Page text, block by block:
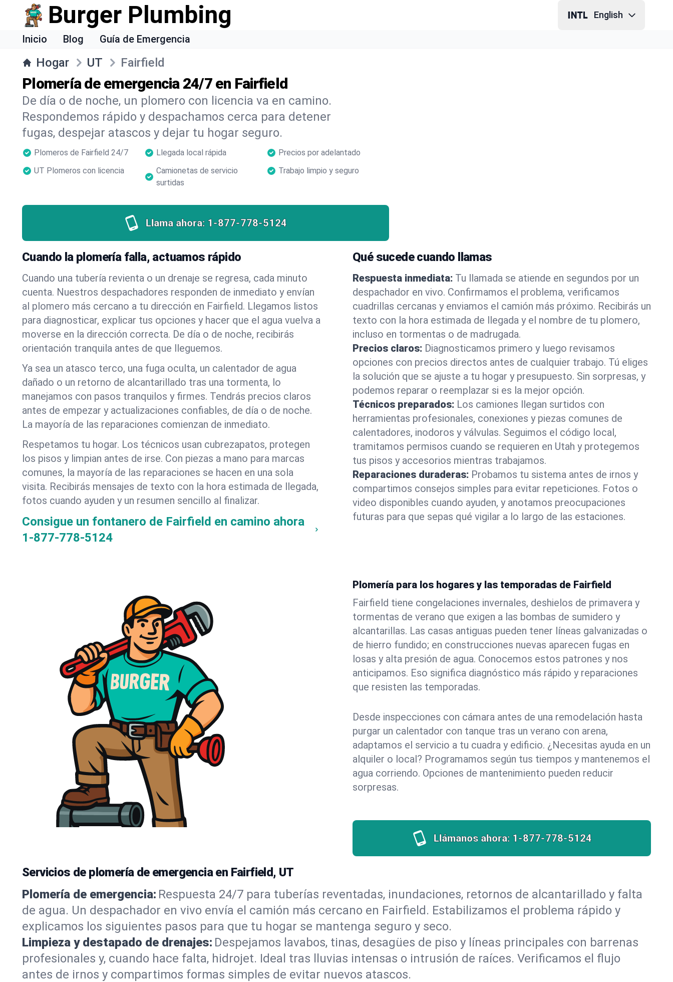
Burger Plumbing English
Inicio Blog Guía de Emergencia
Hogar UT Fairfield
Plomería de emergencia 24/7 en Fairfield
De día o de noche, un plomero con licencia va en camino.
Respondemos rápido y despachamos cerca para detener
fugas, despejar atascos y dejar tu hogar seguro.
Plomeros de Fairfield 24/7 Llegada local rápida
Precios por adelantado
UT Plomeros con licencia
Camionetas de servicio
surtidas
Trabajo limpio y seguro
Llama ahora: 1-877-778-5124
Cuando la plomería falla, actuamos rápido
Cuando una tubería revienta o un drenaje se regresa, cada minuto
cuenta. Nuestros despachadores responden de inmediato y envían
al plomero más cercano a tu dirección en Fairfield. Llegamos listos
para diagnosticar, explicar tus opciones y hacer que el agua vuelva a
moverse en la dirección correcta. De día o de noche, recibirás
orientación tranquila antes de que lleguemos.
Ya sea un atasco terco, una fuga oculta, un calentador de agua
dañado o un retorno de alcantarillado tras una tormenta, lo
manejamos con pasos tranquilos y firmes. Tendrás precios claros
antes de empezar y actualizaciones confiables, de día o de noche.
La mayoría de las reparaciones comienzan de inmediato.
Respetamos tu hogar. Los técnicos usan cubrezapatos, protegen
los pisos y limpian antes de irse. Con piezas a mano para marcas
comunes, la mayoría de las reparaciones se hacen en una sola
visita. Recibirás mensajes de texto con la hora estimada de llegada,
fotos cuando ayuden y un resumen sencillo al finalizar.
Consigue un fontanero de Fairfield en camino ahora
1-877-778-5124
Qué sucede cuando llamas
Respuesta inmediata: Tu llamada se atiende en segundos por un
despachador en vivo. Confirmamos el problema, verificamos
cuadrillas cercanas y enviamos el camión más próximo. Recibirás un
texto con la hora estimada de llegada y el nombre de tu plomero,
incluso en tormentas o de madrugada.
Precios claros: Diagnosticamos primero y luego revisamos
opciones con precios directos antes de cualquier trabajo. Tú eliges
la solución que se ajuste a tu hogar y presupuesto. Sin sorpresas, y
podemos reparar o reemplazar si es la mejor opción.
Técnicos preparados: Los camiones llegan surtidos con
herramientas profesionales, conexiones y piezas comunes de
calentadores, inodoros y válvulas. Seguimos el código local,
tramitamos permisos cuando se requieren en Utah y protegemos
tus pisos y accesorios mientras trabajamos.
Reparaciones duraderas: Probamos tu sistema antes de irnos y
compartimos consejos simples para evitar repeticiones. Fotos o
video disponibles cuando ayuden, y anotamos preocupaciones
futuras para que sepas qué vigilar a lo largo de las estaciones.
Plomería para los hogares y las temporadas de Fairfield
Fairfield tiene congelaciones invernales, deshielos de primavera y
tormentas de verano que exigen a las bombas de sumidero y
alcantarillas. Las casas antiguas pueden tener líneas galvanizadas o
de hierro fundido; en construcciones nuevas aparecen fugas en
losas y alta presión de agua. Conocemos estos patrones y nos
anticipamos. Eso significa diagnóstico más rápido y reparaciones
que resisten las temporadas.
Desde inspecciones con cámara antes de una remodelación hasta
purgar un calentador con tanque tras un verano con arena,
adaptamos el servicio a tu cuadra y edificio. ¿Necesitas ayuda en un
alquiler o local? Programamos según tus tiempos y mantenemos el
agua corriendo. Opciones de mantenimiento pueden reducir
sorpresas.
Llámanos ahora: 1-877-778-5124
Servicios de plomería de emergencia en Fairfield, UT
Plomería de emergencia: Respuesta 24/7 para tuberías reventadas, inundaciones, retornos de alcantarillado y falta
de agua. Un despachador en vivo envía el camión más cercano en Fairfield. Estabilizamos el problema rápido y
explicamos los siguientes pasos para que tu hogar se mantenga seguro y seco.
Limpieza y destapado de drenajes: Despejamos lavabos, tinas, desagües de piso y líneas principales con barrenas
profesionales y, cuando hace falta, hidrojet. Ideal tras lluvias intensas o intrusión de raíces. Verificamos el flujo
antes de irnos y compartimos formas simples de evitar nuevos atascos.